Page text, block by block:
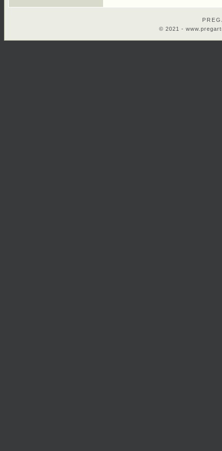
© 2021 -